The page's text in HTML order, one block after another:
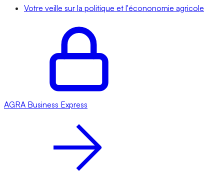
Votre veille sur la politique et l'écononomie agricole
AGRA Business Express